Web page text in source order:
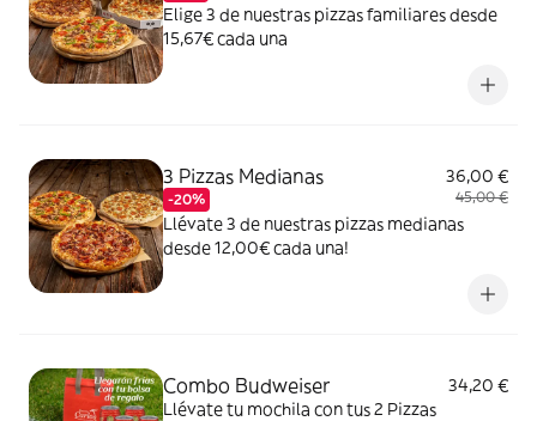
Elige 3 de nuestras pizzas familiares desde
15,67€ cada una
3 Pizzas Medianas
-20%
36,00 €
45,00 €
Llévate 3 de nuestras pizzas medianas
desde 12,00€ cada una!
Combo Budweiser
34,20 €
Llévate tu mochila con tus 2 Pizzas